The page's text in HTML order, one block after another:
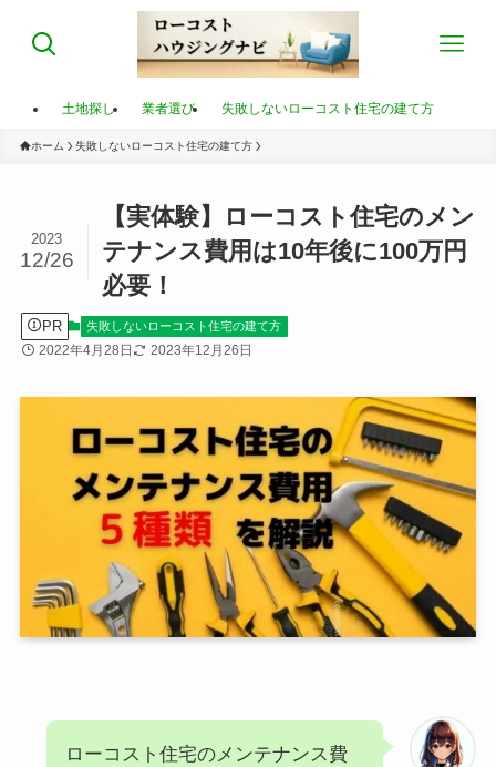
土地探し 業者選び 失敗しないローコスト住宅の建て方
ホーム 失敗しないローコスト住宅の建て方
【実体験】ローコスト住宅のメン
テナンス費用は10年後に100万円
必要！
2023
12/26
PR 失敗しないローコスト住宅の建て方
2022年4月28日 2023年12月26日
ローコスト住宅のメンテナンス費